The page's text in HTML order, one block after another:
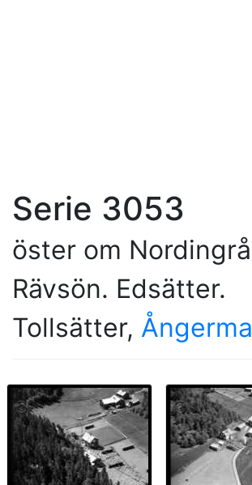
Serie 3053
öster om
Rävsön. Edsätter.
Tollsätter,